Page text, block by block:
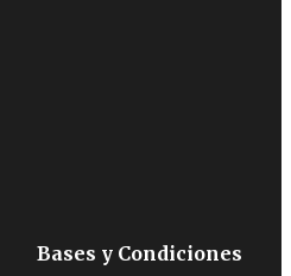
Bases y Condiciones